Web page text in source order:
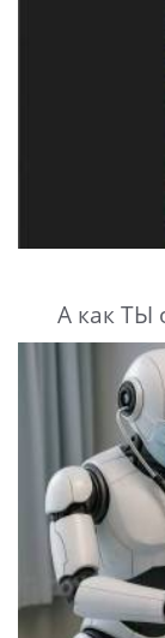
А как ТЫ